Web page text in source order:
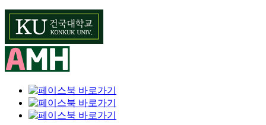
Skip
content